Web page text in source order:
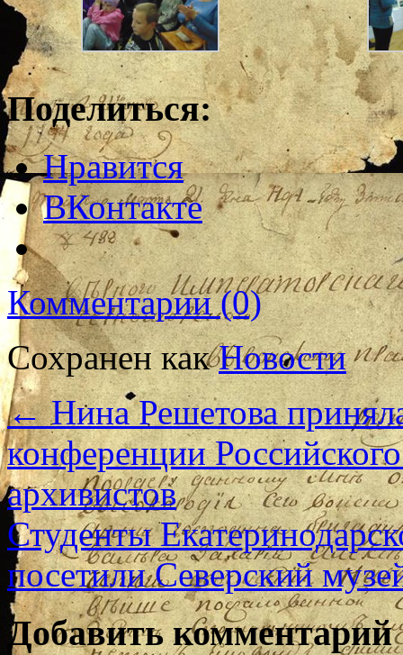
Поделиться:
Нравится
ВКонтакте
Комментарии (0)
Сохранен какНовости
←Нина Решетова
конференции
архивистов
Студенты
посетили Северский
Добавить комментарий